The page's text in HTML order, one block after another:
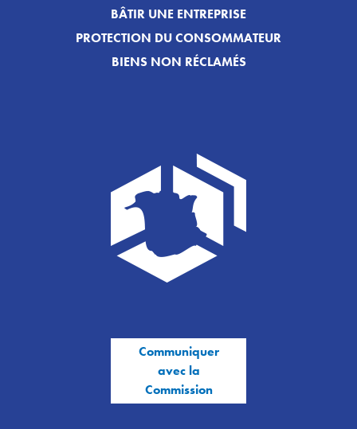
BÂTIR UNE ENTREPRISE
PROTECTION DU CONSOMMATEUR
BIENS NON RÉCLAMÉS
Communiquer
avec la
Commission